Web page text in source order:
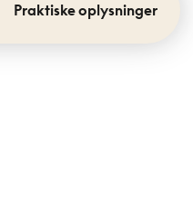
Praktiske oplysninger